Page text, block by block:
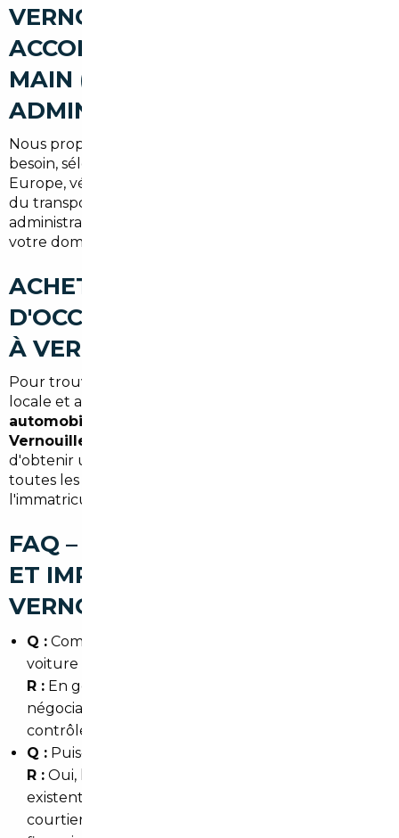
VERNOUILLET : UN
ACCOMPAGNEMENT CLÉ EN
MAIN (RECHERCHE,
ADMINISTRATIF, LIVRAISON)
Nous proposons un service complet : étude du
besoin, sélection de véhicules en France et en
Europe, vérifications fines, négociation, organisation
du transport et gestion intégrale des démarches
administratives jusqu'à la livraison à Vernouillet ou à
votre domicile.
ACHETER UNE VOITURE
D'OCCASION AU MEILLEUR PRIX
À VERNOUILLET (SYNTHÈSE)
Pour trouver la meilleure offre, combinez expertise
locale et accès au marché européen. Un
automobile Vernouillet
Vernouillet
d'obtenir un véhicule conforme et de maîtriser
toutes les formalités, depuis la recherche jusqu'à
l'immatriculation dans les
FAQ – COURTIER AUTOMOBILE
ET IMPORT DE VOITURE À
VERNOUILLET
Q : Combien de temps prend l'import d'une
voiture depuis l'Allemagne ?
R : En général 4 à 8 semaines : recherche,
négociation, transport, formalités (quitus TVA,
contrôle technique, carte grise).
Q : Puis‑je financer une voiture importée ?
R : Oui, les solutions de financement et de leasing
existent pour les véhicules importés ; votre
courtier peut vous orienter vers des partenaires